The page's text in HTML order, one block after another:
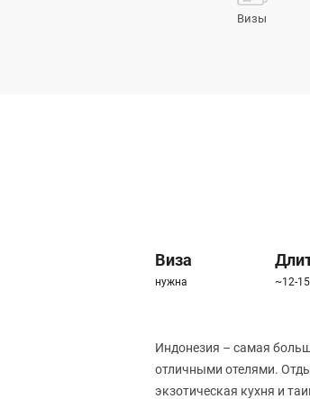
Визы
Виза
нужна ~12-
Индонезия – самая
отличными отелями.
экзотическая кухня и